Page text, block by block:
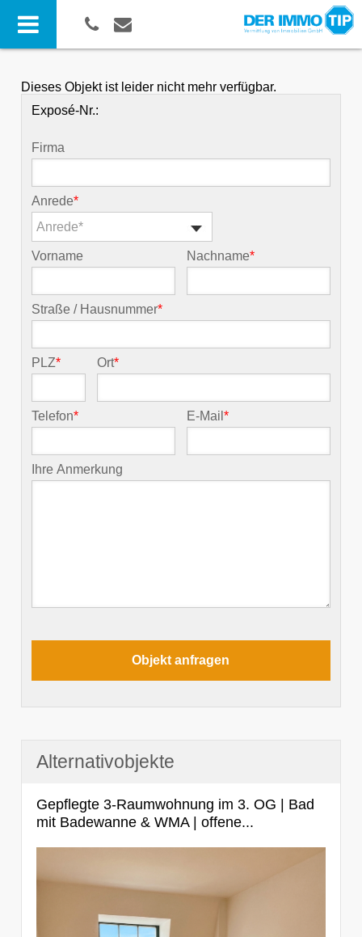
Dieses Objekt ist leider nicht mehr verfügbar.
Exposé-Nr.:
Firma
Anrede*
Anrede*
Vorname Nachname*
Straße / Hausnummer*
PLZ* Ort*
Telefon* E-Mail*
Ihre Anmerkung
Alternativobjekte
Gepflegte 3-Raumwohnung im 3. OG | Bad
mit Badewanne & WMA | offene...